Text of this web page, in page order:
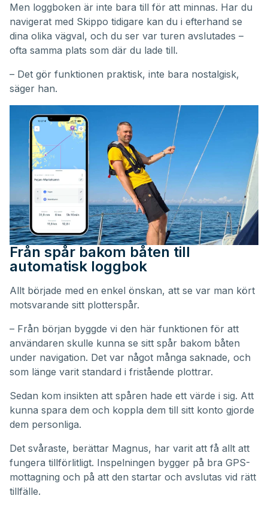
Men loggboken är inte bara till för att minnas. Har du
navigerat med Skippo tidigare kan du i efterhand se
dina olika vägval, och du ser var turen avslutades –
ofta samma plats som där du lade till.
– Det gör funktionen praktisk, inte bara nostalgisk,
säger han.
Från spår bakom båten till
automatisk loggbok
Allt började med en enkel önskan, att se var man kört
motsvarande sitt plotterspår.
– Från början byggde vi den här funktionen för att
användaren skulle kunna se sitt spår bakom båten
under navigation. Det var något många saknade, och
som länge varit standard i fristående plottrar.
Sedan kom insikten att spåren hade ett värde i sig. Att
kunna spara dem och koppla dem till sitt konto gjorde
dem personliga.
Det svåraste, berättar Magnus, har varit att få allt att
fungera tillförlitligt. Inspelningen bygger på bra GPS-
mottagning och på att den startar och avslutas vid rätt
tillfälle.